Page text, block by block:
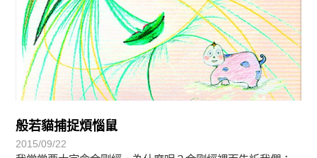
般若貓捕捉煩惱鼠
2015/09/22